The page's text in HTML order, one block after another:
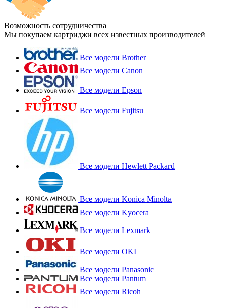
Возможность сотрудничества
Мы покупаем картриджи всех известных производителей
Все модели Brother
Все модели Canon
Все модели Epson
Все модели Fujitsu
Все модели Hewlett Packard
Все модели Konica Minolta
Все модели Kyocera
Все модели Lexmark
Все модели OKI
Все модели Panasonic
Все модели Pantum
Все модели Ricoh